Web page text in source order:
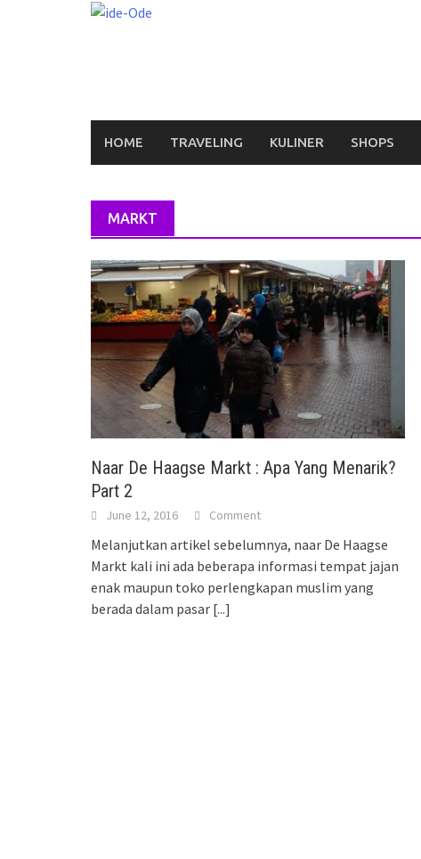
HOME TRAVELING KULINER SHOPS
MARKT
Naar De Haagse Markt : Apa Yang Menarik?
Part 2
June 12, 2016 Comment
Melanjutkan artikel sebelumnya, naar De Haagse
Markt kali ini ada beberapa informasi tempat jajan
enak maupun toko perlengkapan muslim yang
berada dalam pasar [...]